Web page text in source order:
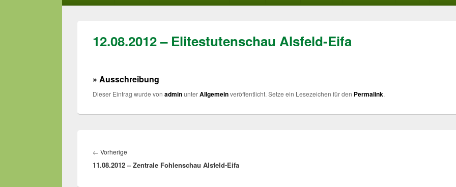
12.08.2012 – Elitestutenschau Alsfeld-Eifa
» Ausschreibung
Dieser Eintrag wurde von adminunterAllgemeinveröffentlicht. Setze ein Lesezeichen für den Permalink.
← Vorherige
Beitrag:
11.08.2012 – Zentrale Fohlenschau Alsfeld-Eifa